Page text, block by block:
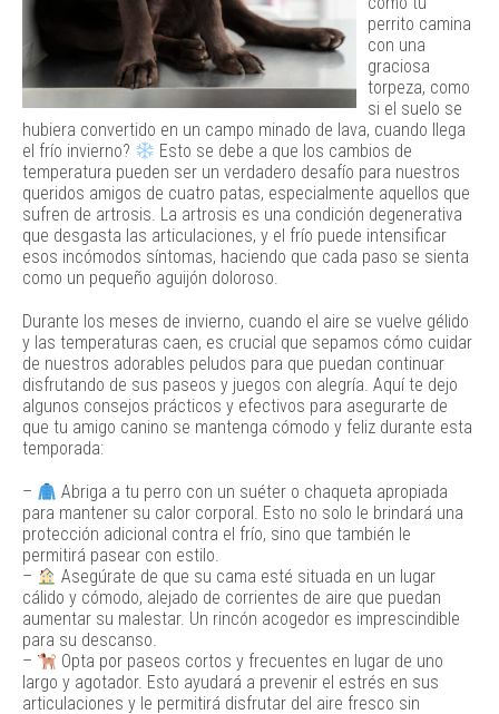
perrito camina
con una
graciosa
torpeza, como
si el suelo se
hubiera convertido en un campo minado de lava, cuando llega
el frío invierno?
Esto se debe a que los cambios de
temperatura pueden ser un verdadero desafío para nuestros
queridos amigos de cuatro patas, especialmente aquellos que
sufren de artrosis. La artrosis es una condición degenerativa
que desgasta las articulaciones, y el frío puede intensificar
esos incómodos síntomas, haciendo que cada paso se sienta
como un pequeño aguijón doloroso.
Durante los meses de invierno, cuando el aire se vuelve gélido
y las temperaturas caen, es crucial que sepamos cómo cuidar
de nuestros adorables peludos para que puedan continuar
disfrutando de sus paseos y juegos con alegría. Aquí te dejo
algunos consejos prácticos y efectivos para asegurarte de
que tu amigo canino se mantenga cómodo y feliz durante esta
temporada:
–
Abriga a tu perro con un suéter o chaqueta apropiada
para mantener su calor corporal. Esto no solo le brindará una
protección adicional contra el frío, sino que también le
permitirá pasear con estilo.
–
Asegúrate de que su cama esté situada en un lugar
cálido y cómodo, alejado de corrientes de aire que puedan
aumentar su malestar. Un rincón acogedor es imprescindible
para su descanso.
–
Opta por paseos cortos y frecuentes en lugar de uno
largo y agotador. Esto ayudará a prevenir el estrés en sus
articulaciones y le permitirá disfrutar del aire fresco sin